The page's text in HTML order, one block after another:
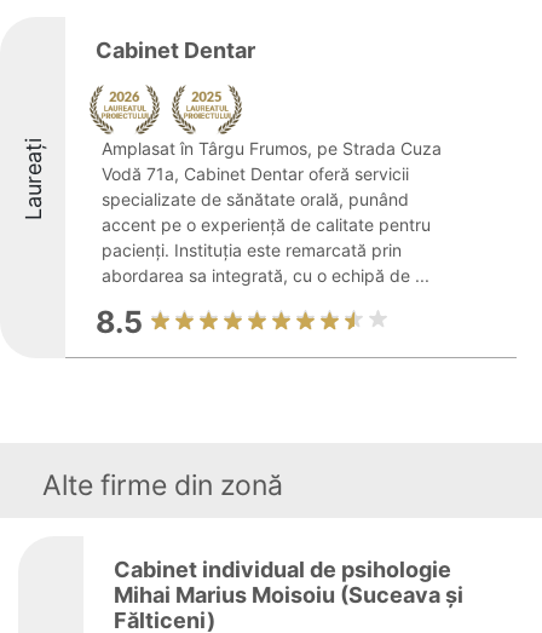
Laureați
Cabinet Dentar
Amplasat în Târgu Frumos, pe Strada Cuza
Vodă 71a, Cabinet Dentar oferă servicii
specializate de sănătate orală, punând
accent pe o experiență de calitate pentru
pacienți. Instituția este remarcată prin
abordarea sa integrată, cu o echipă de ...
8.5
Alte firme din zonă
Cabinet individual de psihologie
Mihai Marius Moisoiu (Suceava și
Fălticeni)